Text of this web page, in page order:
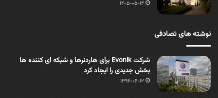
1405-05-14
نوشته های تصادفی
شرکت Evonik برای هاردنرها و شبكه ای كننده ها
بخش جديدی را ايجاد كرد
1396-06-12